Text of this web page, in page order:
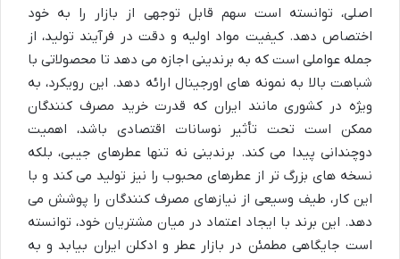
اصلی، توانسته است سهم قابل توجهی از بازار را به خود
اختصاص دهد. کیفیت مواد اولیه و دقت در فرآیند تولید، از
جمله عواملی است که به برندینی اجازه می دهد تا محصولاتی با
شباهت بالا به نمونه های اورجینال ارائه دهد. این رویکرد، به
ویژه در کشوری مانند ایران که قدرت خرید مصرف کنندگان
ممکن است تحت تأثیر نوسانات اقتصادی باشد، اهمیت
دوچندانی پیدا می کند. برندینی نه تنها عطرهای جیبی، بلکه
نسخه های بزرگ تر از عطرهای محبوب را نیز تولید می کند و با
این کار، طیف وسیعی از نیازهای مصرف کنندگان را پوشش می
دهد. این برند با ایجاد اعتماد در میان مشتریان خود، توانسته
است جایگاهی مطمئن در بازار عطر و ادکلن ایران بیابد و به